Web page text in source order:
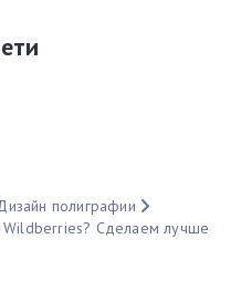
полиграфии
Wildberries? Сделаем лучше